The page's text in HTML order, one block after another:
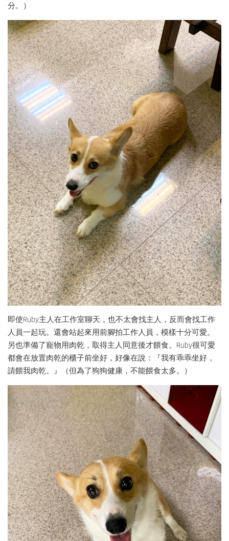
分。）
即使Ruby主人在工作室聊天，也不太會找主人，反而會找工作
人員一起玩。還會站起來用前腳拍工作人員，模樣十分可愛。
另也準備了寵物用肉乾，取得主人同意後才餵食。Ruby很可愛
都會在放置肉乾的櫃子前坐好，好像在說：『我有乖乖坐好，
請餵我肉乾。』（但為了狗狗健康，不能餵食太多。）